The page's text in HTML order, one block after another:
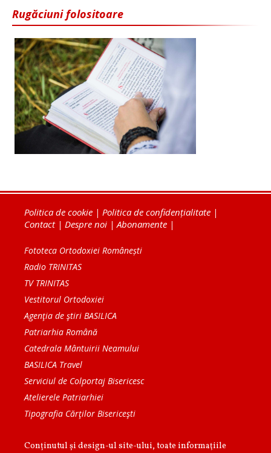
Rugăciuni folositoare
Politica de cookie | Politica de confidențialitate |
Contact| Despre noi |Abonamente |
Fototeca Ortodoxiei Românești
Radio TRINITAS
TV TRINITAS
Vestitorul Ortodoxiei
Agenţia de ştiri BASILICA
Patriarhia Română
Catedrala Mântuirii Neamului
BASILICA Travel
Serviciul de Colportaj Bisericesc
Atelierele Patriarhiei
Tipografia Cărţilor Bisericeşti
Conținutul și design-ul site-ului, toate informaţiile